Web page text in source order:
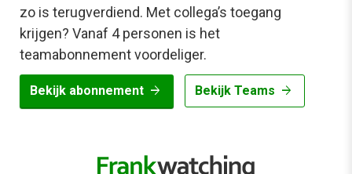
zo is terugverdiend. Met collega’s toegang
krijgen? Vanaf 4 personen is het
teamabonnement voordeliger.
Bekijk abonnement arrow_forward Bekijk Teams arrow_forward